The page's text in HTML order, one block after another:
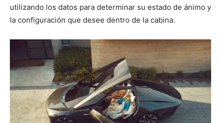
utilizando los datos para determinar su estado de ánimo y
la configuración que desee dentro de la cabina.